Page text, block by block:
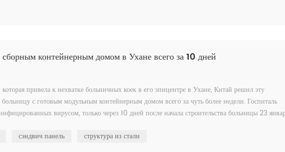
контейнерным домом в Ухане всего за 10 дней
привела к нехватке больничных коек в его эпицентре в Ухане, Китай решил эту
с готовым модульным контейнерным домом всего за чуть более недели. Госпиталь
вирусом, только через 10 дней после начала строительства больницы 23
сэндвич панель структура из стали